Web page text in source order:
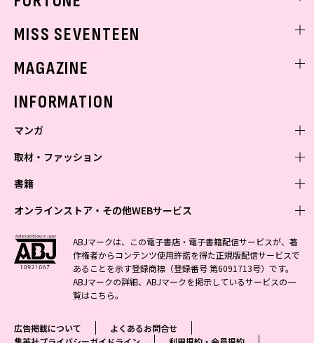
MISS SEVENTEEN
MAGAZINE
INFORMATION
マンガ
少年マンガ
Vジャンプ
最強ジャンプ
少年ジャンプ+
ジャンプTOON
ジャンプルーキー！
青年マンガ
ZEBRACK
S-MANGA
集英社ジャンプリミックス
週刊ヤングジャンプ
少女マンガ
ZEBRACK
S-MANGA
集英社コミック文庫
マーガレット
女性マンガ
ジャンプTOON
集英社コミック文庫
マンガMee公式サイト
取材・ファッション
ファッション・美容
BAILA
MAQUIA
eclat
芸能・情報・スポーツ
週プレNEWS
週プレ グラジャパ!
書籍
文芸・文庫・総合
小説すばる
集英社 文芸ステーション
web 集英社文庫
アジア人物史
学芸・ノンフィクション・新書
1日5分で、明日は変わる よみタイ yomitai
集英社学芸部 - 学芸・ノンフィクション
集英社ビジネス書
集英社新書プラス - 知の水先案内人
ライトノベル・ノベライズ
集英社オレンジ文庫
JUMP j-BOOKS
ダッシュエックス文庫公式サイト
集英社の児童図書 S-KIDS.LAND
オンラインストア・その他WEBサービス
オンラインストア
OTO
SHUEISHA MANGA-ART HERITAGE
ジャンプキャラクターズストア
HAPPY PLUS STORE
SHUEISHA VOX
その他WEBサービス
集英社アドナビ
集英社エディターズ・ラボ
ABJマークは、この電子書店・電子書籍配信サービスが、著
作権者からコンテンツ使用許諾を得た正規版配信サービスで
あることを示す登録商標（登録番号 第6091713号）です。
ABJマークの詳細、ABJマークを掲示しているサービスの一
覧はこちら。
広告掲載について
よくあるお問合せ